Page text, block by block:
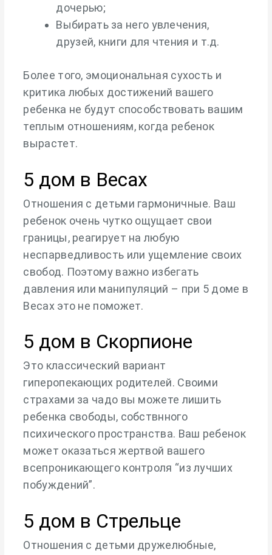
дочерью;
Выбирать за него увлечения,
друзей, книги для чтения и т.д.
Более того, эмоциональная сухость и
критика любых достижений вашего
ребенка не будут способствовать вашим
теплым отношениям, когда ребенок
вырастет.
5 дом в Весах
Отношения с детьми гармоничные. Ваш
ребенок очень чутко ощущает свои
границы, реагирует на любую
неспарведливость или ущемление своих
свобод. Поэтому важно избегать
давления или манипуляций – при 5 доме в
Весах это не поможет.
5 дом в Скорпионе
Это классический вариант
гиперопекающих родителей. Своими
страхами за чадо вы можете лишить
ребенка свободы, собствнного
психического пространства. Ваш ребенок
может оказаться жертвой вашего
всепроникающего контроля “из лучших
побуждений”.
5 дом в Стрельце
Отношения с детьми дружелюбные,